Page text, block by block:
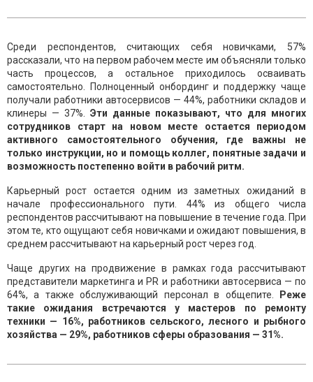
Среди респондентов, считающих себя новичками, 57%
рассказали, что на первом рабочем месте им объясняли только
часть процессов, а остальное приходилось осваивать
самостоятельно. Полноценный онбординг и поддержку чаще
получали работники автосервисов — 44%, работники складов и
клинеры — 37%. Эти данные показывают, что для многих
сотрудников старт на новом месте остается периодом
активного самостоятельного обучения, где важны не
только инструкции, но и помощь коллег, понятные задачи и
возможность постепенно войти в рабочий ритм.
Карьерный рост остается одним из заметных ожиданий в
начале профессионального пути. 44% из общего числа
респондентов рассчитывают на повышение в течение года. При
этом те, кто ощущают себя новичками и ожидают повышения, в
среднем рассчитывают на карьерный рост через год.
Чаще других на продвижение в рамках года рассчитывают
представители маркетинга и PR и работники автосервиса — по
64%, а также обслуживающий персонал в общепите.
Реже
такие ожидания встречаются у мастеров по ремонту
техники — 16%, работников сельского, лесного и рыбного
хозяйства — 29%, работников сферы образования — 31%.